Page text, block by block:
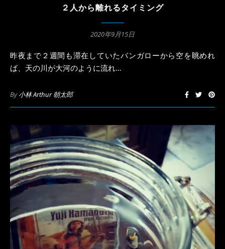
２人から離れるタイミング
2020年9月15日
昨夜まで２週間も滞在していたバンガローから空を眺めれ
ば、天の川が大河のように流れ…
By小林 Arthur 朝太郎